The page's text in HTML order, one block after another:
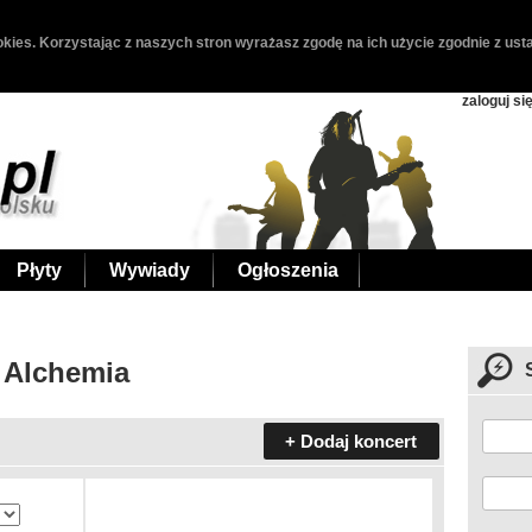
Korzystając z naszych stron wyrażasz zgodę na ich użycie zgodnie z
zaloguj się
Płyty Wywiady Ogłoszenia
+ Dodaj koncert